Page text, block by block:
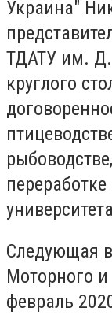
Украина"
ТДАТУ им. Д.
круглого
Следующая
Моторного
февраль